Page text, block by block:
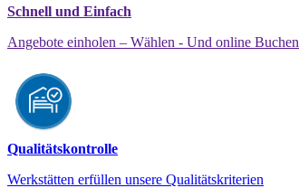
Schnell und Einfach
Angebote einholen – Wählen - Und online Buchen
Qualitätskontrolle
Werkstätten erfüllen unsere Qualitätskriterien